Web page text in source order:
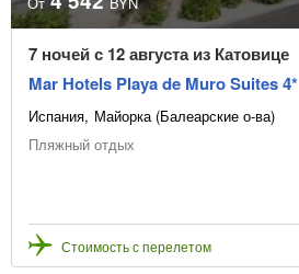
7 ночей с 12 августа из Катовице
Mar Hotels Playa de Muro Suites 4*
Испания Майорка (Балеарские о-ва)
Пляжный отдых
Стоимость с перелетом